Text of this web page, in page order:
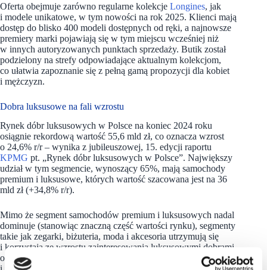
Oferta obejmuje zarówno regularne kolekcje Longines, jak
i modele unikatowe, w tym nowości na rok 2025. Klienci mają
dostęp do blisko 400 modeli dostępnych od ręki, a najnowsze
premiery marki pojawiają się w tym miejscu wcześniej niż
w innych autoryzowanych punktach sprzedaży. Butik został
podzielony na strefy odpowiadające aktualnym kolekcjom,
co ułatwia zapoznanie się z pełną gamą propozycji dla kobiet
i mężczyzn.
Dobra luksusowe na fali wzrostu
Rynek dóbr luksusowych w Polsce na koniec 2024 roku
osiągnie rekordową wartość 55,6 mld zł, co oznacza wzrost
o 24,6% r/r – wynika z jubileuszowej, 15. edycji raportu
KPMG pt. „Rynek dóbr luksusowych w Polsce”. Największy
udział w tym segmencie, wynoszący 65%, mają samochody
premium i luksusowe, których wartość szacowana jest na 36
mld zł (+34,8% r/r).
Mimo że segment samochodów premium i luksusowych nadal
dominuje (stanowiąc znaczną część wartości rynku), segmenty
takie jak zegarki, biżuteria, moda i akcesoria utrzymują się
i korzystają ze wzrostu zainteresowania luksusowymi dobrami
osobistymi. W 2024 roku łączna wartość segmentu biżuterii